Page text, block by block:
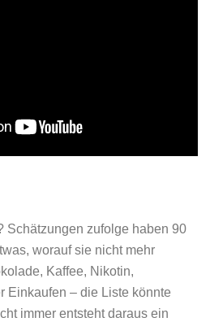
Schätzungen zufolge haben 90
worauf sie nicht mehr
Kaffee, Nikotin,
Einkaufen – die Liste könnte
immer entsteht daraus ein